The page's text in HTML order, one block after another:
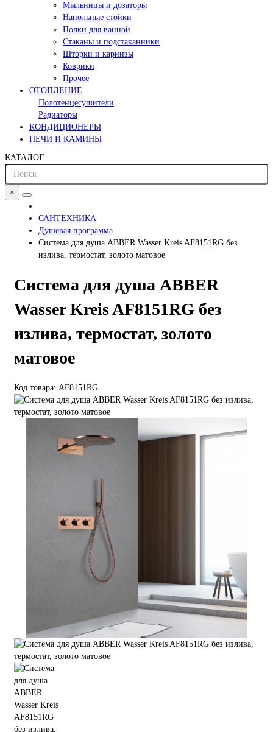
Мыльницы и дозаторы
Напольные стойки
Полки для ванной
Стаканы и подстаканники
Шторки и карнизы
Коврики
Прочее
ОТОПЛЕНИЕ
Полотенцесушители
Радиаторы
КОНДИЦИОНЕРЫ
ПЕЧИ И КАМИНЫ
КАТАЛОГ
×
САНТЕХНИКА
Душевая программа
Система для душа ABBER Wasser Kreis AF8151RG без
излива, термостат, золото матовое
Система для душа ABBER
Wasser Kreis AF8151RG без
излива, термостат, золото
матовое
Код товара: AF8151RG